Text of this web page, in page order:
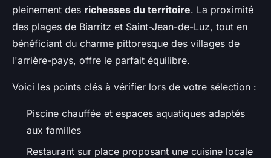
pleinement des richesses du territoire. La proximité
des plages de Biarritz et Saint-Jean-de-Luz, tout en
bénéficiant du charme pittoresque des villages de
l'arrière-pays, offre le parfait équilibre.
Voici les points clés à vérifier lors de votre sélection :
Piscine chauffée et espaces aquatiques adaptés
aux familles
Restaurant sur place proposant une cuisine locale